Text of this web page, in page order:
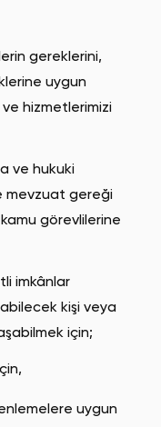
gereklerini,
uygun
hizmetlerimizi
ve hukuki
mevzuat gereği
görevlilerine
imkânlar
kişi veya
için;
uygun